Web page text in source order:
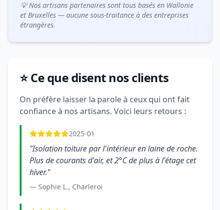
💡 Nos artisans partenaires sont tous basés en Wallonie
et Bruxelles — aucune sous-traitance à des entreprises
étrangères.
⭐ Ce que disent nos clients
On préfère laisser la parole à ceux qui ont fait
confiance à nos artisans. Voici leurs retours :
2025-01
"Isolation toiture par l'intérieur en laine de roche.
Plus de courants d'air, et 2°C de plus à l'étage cet
hiver."
— Sophie L., Charleroi